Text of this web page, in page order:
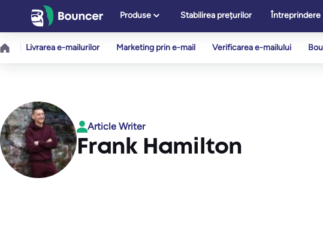
conținut
Produse Stabilirea prețurilor Întreprindere
Livrarea e-mailurilor Marketing prin e-mail Verificarea e-mailului
Article Writer
Frank Hamilton